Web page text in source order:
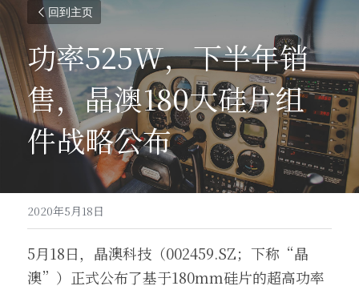
回到主页
功率525W，下半年销
售，晶澳180大硅片组
件战略公布
2020年5月18日
5月18日，晶澳科技（002459.SZ；下称“晶
澳”）正式公布了基于180mm硅片的超高功率